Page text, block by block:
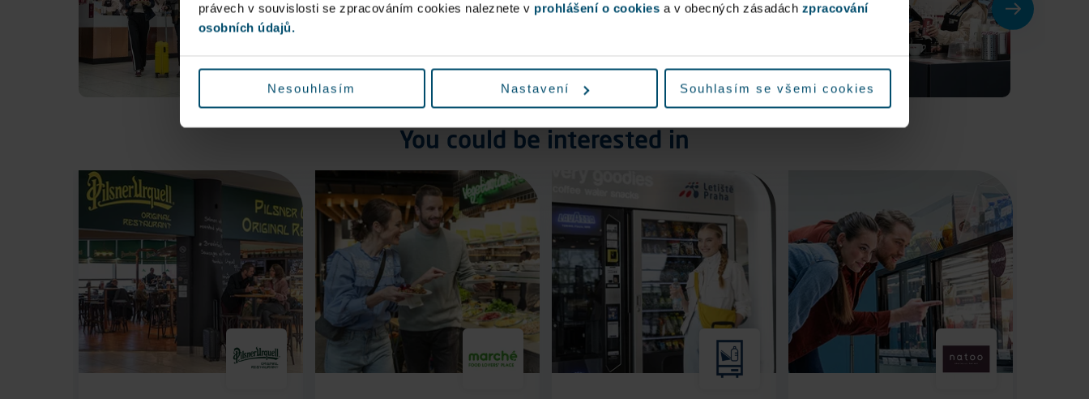
právech v souvislosti se zpracováním cookies naleznete v prohlášení o cookies a v obecných zásadách zpracování
osobních údajů.
Nesouhlasím Nastavení Souhlasím se všemi cookies
You could be interested in